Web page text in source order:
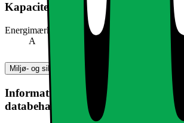
Kapacitet, forbrug og strøm
Energimærke
A
Miljø- og sikkerhedsoplysninger
Information om produktsikkerhed og
databehandling